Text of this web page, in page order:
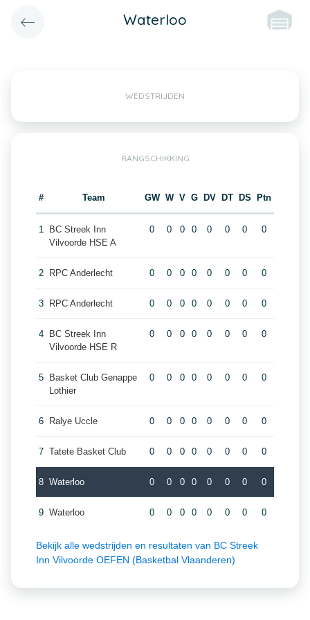
Waterloo
WEDSTRIJDEN
RANGSCHIKKING
# Team GW W V G DV DT DS Ptn
1
BC Streek Inn
Vilvoorde HSE A
0 0 0 0 0 0 0 0
2 RPC Anderlecht 0 0 0 0 0 0 0 0
3 RPC Anderlecht 0 0 0 0 0 0 0 0
4
BC Streek Inn
Vilvoorde HSE R
0 0 0 0 0 0 0 0
5
Basket Club Genappe
Lothier
0 0 0 0 0 0 0 0
6 Ralye Uccle 0 0 0 0 0 0 0 0
7 Tatete Basket Club 0 0 0 0 0 0 0 0
8 Waterloo 0 0 0 0 0 0 0 0
9 Waterloo 0 0 0 0 0 0 0 0
Bekijk alle wedstrijden en resultaten van BC Streek
Inn Vilvoorde OEFEN (Basketbal Vlaanderen)